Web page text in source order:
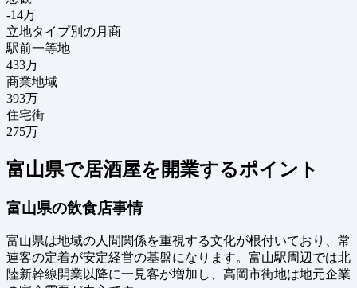
-14万
立地タイプ別の月商
駅前一等地
433万
商業地域
393万
住宅街
275万
富山県で居酒屋を開業するポイント
富山県の飲食店事情
富山県は地域の人間関係を重視する文化が根付いており、常
連客の定着が安定経営の基盤になります。富山駅周辺では北
陸新幹線開業以降に一見客が増加し、高岡市街地は地元企業